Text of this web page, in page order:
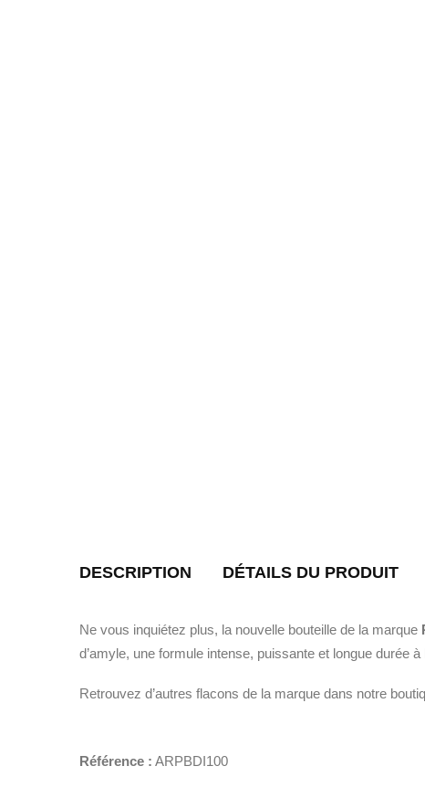
DESCRIPTION DÉTAILS DU PRODUIT
Ne vous inquiétez plus, la nouvelle bouteille de la marque
d’amyle, une formule intense, puissante et longue durée à
Retrouvez d’autres flacons de la marque dans notre
Référence : ARPBDI100